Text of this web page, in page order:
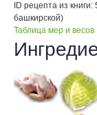
ID рецепта из книги:
башкирской)
Таблица мер и весов